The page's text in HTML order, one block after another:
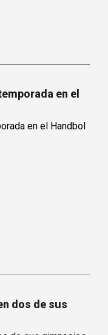
en el
dos de sus